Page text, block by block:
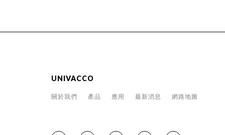
UNIVACCO
關於我們 產品 應用 最新消息 網路地圖